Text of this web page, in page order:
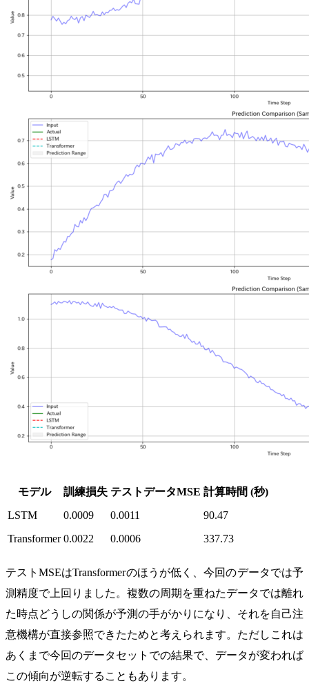
モデル 訓練損失 テストデータMSE 計算時間 (秒)
LSTM
0.0009 0.0011
90.47
Transformer 0.0022 0.0006 337.73
テストMSEはTransformerのほうが低く、今回のデータでは予
測精度で上回りました。複数の周期を重ねたデータでは離れ
た時点どうしの関係が予測の手がかりになり、それを自己注
意機構が直接参照できたためと考えられます。ただしこれは
あくまで今回のデータセットでの結果で、データが変われば
この傾向が逆転することもあります。